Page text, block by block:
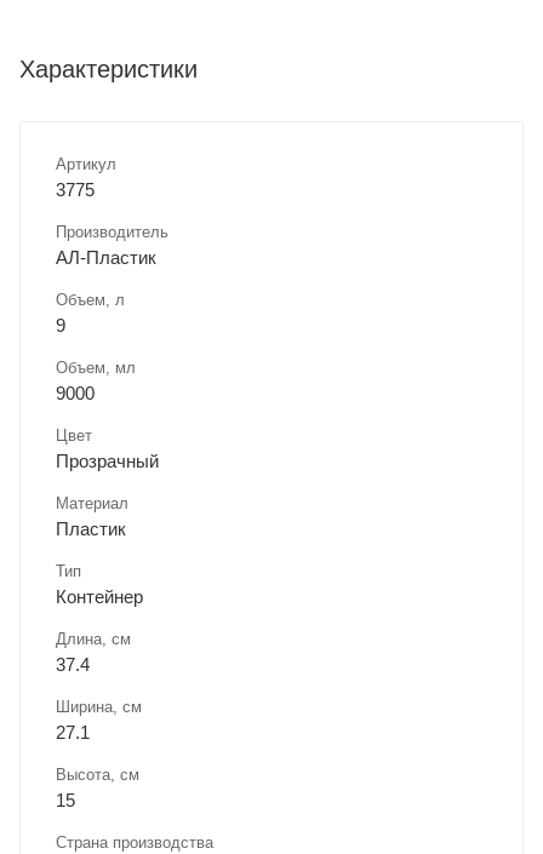
Характеристики
Артикул
3775
Производитель
АЛ-Пластик
Объем, л
9
Объем, мл
9000
Цвет
Прозрачный
Материал
Пластик
Тип
Контейнер
Длина, cм
37.4
Ширина, cм
27.1
Высота, см
15
Страна производства